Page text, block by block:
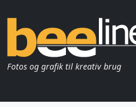
Fotos og grafik til kreativ brug